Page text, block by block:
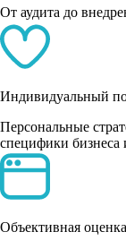
От аудита до
Индивидуальный
Персональные
специфики бизнеса
Объективная оценка